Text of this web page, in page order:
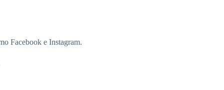
Facebook e Instagram.